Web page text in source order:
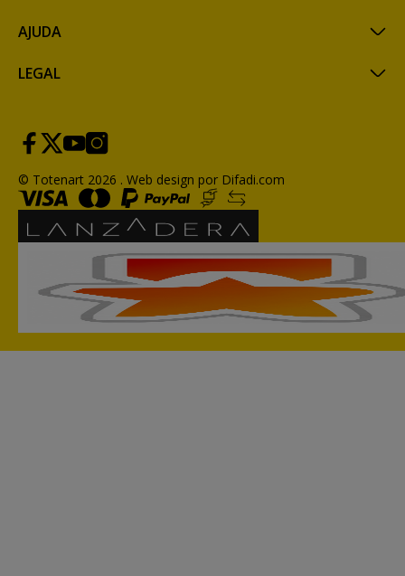
AJUDA
LEGAL
© Totenart 2026 . Web design por Difadi.com